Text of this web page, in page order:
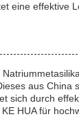
eine effektive
aus China
sich durch
HUA für